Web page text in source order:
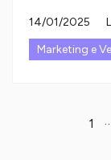
14/01/2025
Marketing e
1